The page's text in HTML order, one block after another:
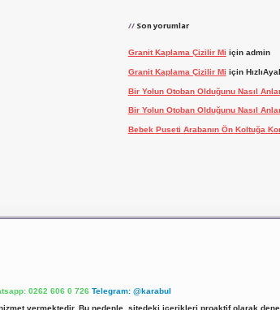
Son yorumlar
Granit Kaplama Çizilir Mi için admin
Granit Kaplama Çizilir Mi için
Bir Yolun Otoban Olduğunu Nasıl
Bir Yolun Otoban Olduğunu Nasıl
Bebek Puseti Arabanın Ön Koltuğa
0262 606 0 726 Telegram: @karabul
vermektedir. Bu nedenle, sitedeki içerikleri proaktif olarak